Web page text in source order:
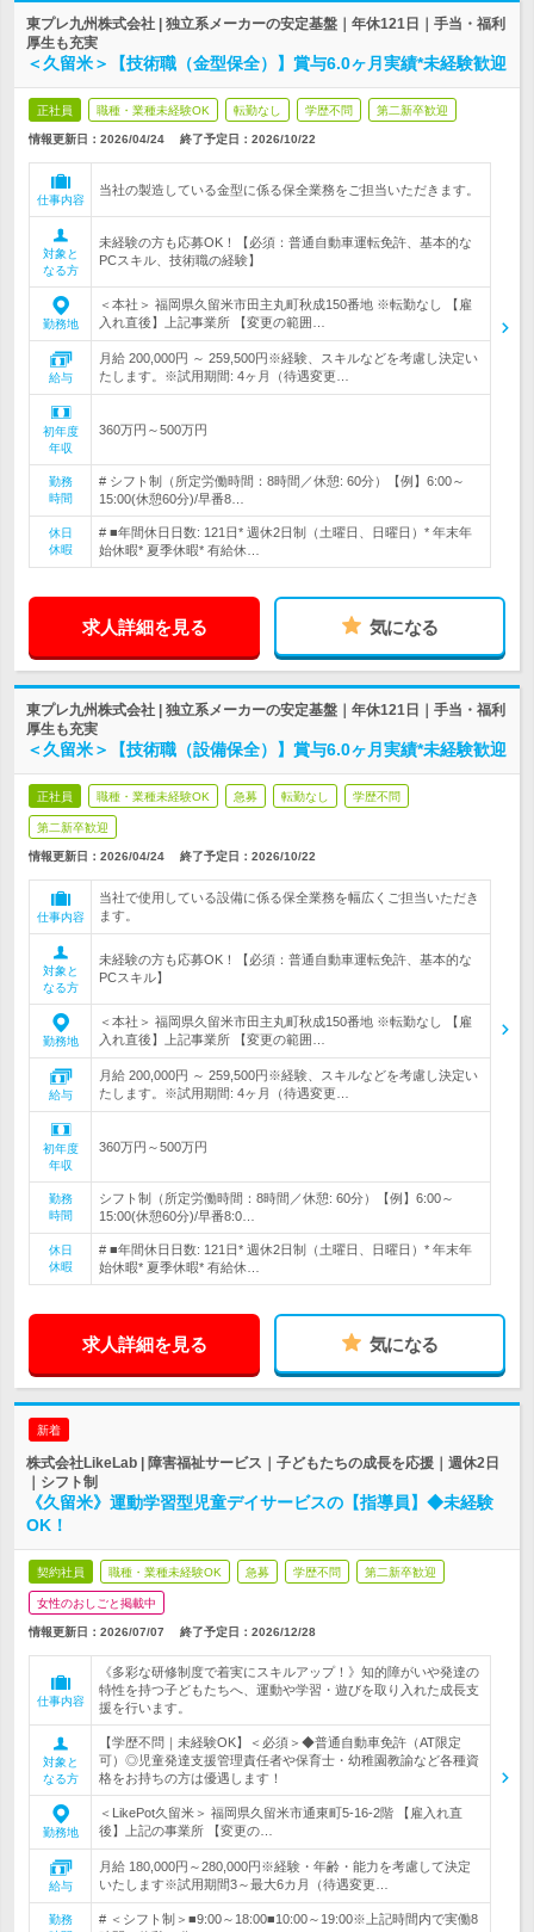
東プレ九州株式会社 | 独立系メーカーの安定基盤｜年休121日｜手当・福利
厚生も充実
＜久留米＞【技術職（金型保全）】賞与6.0ヶ月実績*未経験歓迎
正社員 職種・業種未経験OK 転勤なし 学歴不問 第二新卒歓迎
情報更新日：2026/04/24 終了予定日： 2026/10/22
仕事内容
当社の製造している金型に係る保全業務をご担当いただきます。
対象と
なる方
未経験の方も応募OK！【必須：普通自動車運転免許、基本的な
PCスキル、技術職の経験】
勤務地
＜本社＞ 福岡県久留米市田主丸町秋成150番地 ※転勤なし 【雇
入れ直後】上記事業所 【変更の範囲…
給与
月給 200,000円 ～ 259,500円※経験、スキルなどを考慮し決定い
たします。※試用期間: 4ヶ月（待遇変更…
初年度
年収
360万円～500万円
勤務
時間
# シフト制（所定労働時間：8時間／休憩: 60分）【例】6:00～
15:00(休憩60分)/早番8…
休日
休暇
# ■年間休日日数: 121日* 週休2日制（土曜日、日曜日）* 年末年
始休暇* 夏季休暇* 有給休…
求人詳細を見る 気になる
東プレ九州株式会社 | 独立系メーカーの安定基盤｜年休121日｜手当・福利
厚生も充実
＜久留米＞【技術職（設備保全）】賞与6.0ヶ月実績*未経験歓迎
正社員 職種・業種未経験OK 急募 転勤なし 学歴不問
第二新卒歓迎
情報更新日：2026/04/24 終了予定日： 2026/10/22
仕事内容
当社で使用している設備に係る保全業務を幅広くご担当いただき
ます。
対象と
なる方
未経験の方も応募OK！【必須：普通自動車運転免許、基本的な
PCスキル】
勤務地
＜本社＞ 福岡県久留米市田主丸町秋成150番地 ※転勤なし 【雇
入れ直後】上記事業所 【変更の範囲…
給与
月給 200,000円 ～ 259,500円※経験、スキルなどを考慮し決定い
たします。※試用期間: 4ヶ月（待遇変更…
初年度
年収
360万円～500万円
勤務
時間
シフト制（所定労働時間：8時間／休憩: 60分）【例】6:00～
15:00(休憩60分)/早番8:0…
休日
休暇
# ■年間休日日数: 121日* 週休2日制（土曜日、日曜日）* 年末年
始休暇* 夏季休暇* 有給休…
求人詳細を見る 気になる
新着
株式会社LikeLab | 障害福祉サービス｜子どもたちの成長を応援｜週休2日
｜シフト制
《久留米》運動学習型児童デイサービスの【指導員】◆未経験
OK！
契約社員 職種・業種未経験OK 急募 学歴不問 第二新卒歓迎
女性のおしごと掲載中
情報更新日：2026/07/07 終了予定日： 2026/12/28
仕事内容
《多彩な研修制度で着実にスキルアップ！》知的障がいや発達の
特性を持つ子どもたちへ、運動や学習・遊びを取り入れた成長支
援を行います。
対象と
なる方
【学歴不問｜未経験OK】＜必須＞◆普通自動車免許（AT限定
可）◎児童発達支援管理責任者や保育士・幼稚園教諭など各種資
格をお持ちの方は優遇します！
勤務地
＜LikePot久留米＞ 福岡県久留米市通東町5-16-2階 【雇入れ直
後】上記の事業所 【変更の…
給与
月給 180,000円～280,000円※経験・年齢・能力を考慮して決定
いたします※試用期間3～最大6カ月（待遇変更…
勤務
# ＜シフト制＞■9:00～18:00■10:00～19:00※上記時間内で実働8